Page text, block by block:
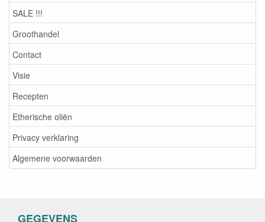
SALE !!!
Groothandel
Contact
Visie
Recepten
Etherische oliën
Privacy verklaring
Algemene voorwaarden
GEGEVENS